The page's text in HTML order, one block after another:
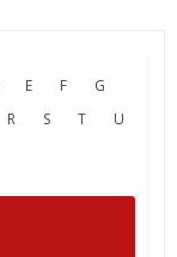
E F
G
R S T
U